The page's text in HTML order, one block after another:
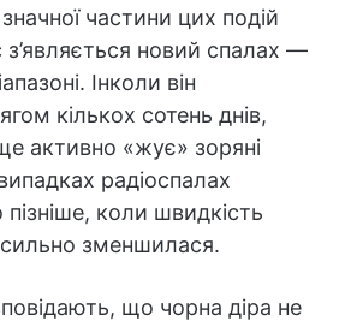
частини цих подій
з’являється новий спалах —
Інколи він
кількох сотень днів,
активно «жує» зоряні
радіоспалах
коли швидкість
сильно зменшилася.
що чорна діра не